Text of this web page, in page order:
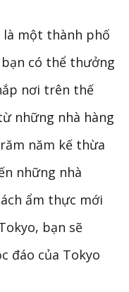
là một thành phố
có thể thưởng
nơi trên thế
những nhà hàng
năm kế thừa
những nhà
ẩm thực mới
bạn sẽ
đáo của Tokyo